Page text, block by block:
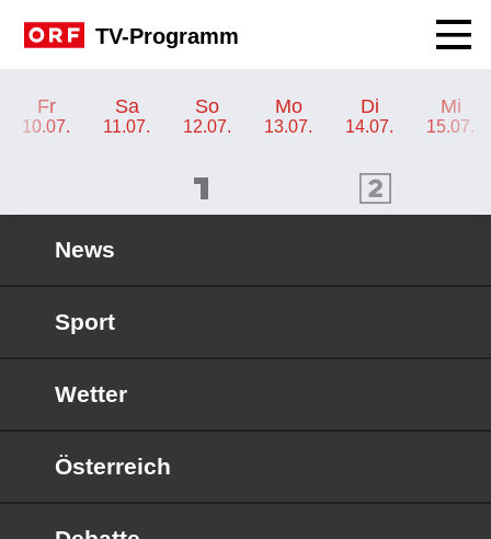
TV-Programm
Fr
10.07.
Sa
11.07.
So
12.07.
Mo
13.07.
Di
14.07.
Mi
15.07.
ORF 2 Programm
News
Sport
Wetter
Österreich